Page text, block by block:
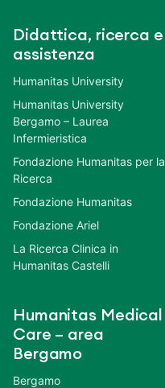
Didattica, ricerca e
assistenza
Humanitas University
Humanitas University
Bergamo – Laurea
Infermieristica
Fondazione Humanitas per la
Ricerca
Fondazione Humanitas
Fondazione Ariel
La Ricerca Clinica in
Humanitas Castelli
Humanitas Medical
Care – area
Bergamo
Bergamo